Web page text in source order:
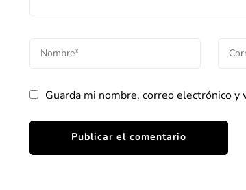
Guarda mi nombre, correo electrónico